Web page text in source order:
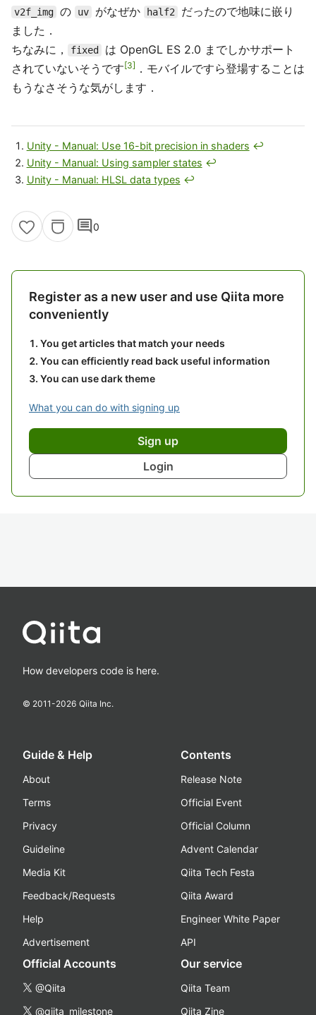
v2f_img の uv がなぜか half2
だったので地味に嵌り
ました．
ちなみに，
fixed
は OpenGL ES 2.0 までしかサポート
されていないそうです 3
．モバイルですら登場することは
もうなさそうな気がします．
Unity - Manual: Use 16-bit precision in shaders ↩
Unity - Manual: Using sampler states ↩
Unity - Manual: HLSL data types ↩
comment0
Register as a new user and use Qiita more
conveniently
You get articles that match your needs
You can efficiently read back useful information
You can use dark theme
What you can do with signing up
Sign up
Login
How developers code is here.
© 2011-2026 Qiita Inc.
Guide & Help
About
Terms
Privacy
Guideline
Media Kit
Feedback/Requests
Help
Advertisement
Contents
Release Note
Official Event
Official Column
Advent Calendar
Qiita Tech Festa
Qiita Award
Engineer White Paper
API
Official Accounts
@Qiita
@qiita_milestone
Our service
Qiita Team
Qiita Zine